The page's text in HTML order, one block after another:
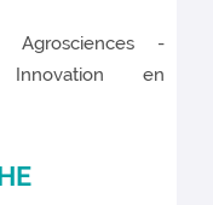
Agrosciences -
en